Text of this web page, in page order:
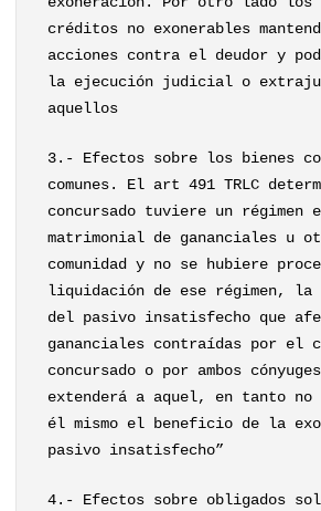
créditos no exonerables
acciones contra el deudor y
la ejecución judicial o
aquellos
3.- Efectos sobre los bienes
comunes. El art 491 TRLC
concursado tuviere un régimen
matrimonial de gananciales u
comunidad y no se hubiere
liquidación de ese régimen, la
del pasivo insatisfecho que
gananciales contraídas por el
concursado o por ambos
extenderá a aquel, en tanto no
él mismo el beneficio de la
pasivo insatisfecho”
4.- Efectos sobre obligados